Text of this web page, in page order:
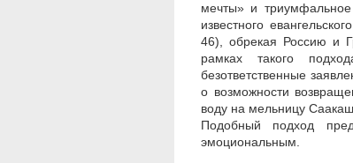
мечты» и
известного
46), обрекая Россию и
рамках такого
безответственные
о возможности
воду на мельницу
Подобный подход
эмоциональным.